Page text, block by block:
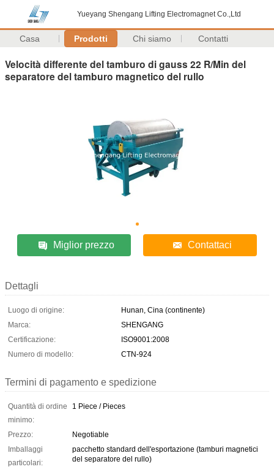
Yueyang Shengang Lifting Electromagnet Co.,Ltd
Casa Prodotti Chi siamo Contatti
Velocità differente del tamburo di gauss 22 R/Min del
separatore del tamburo magnetico del rullo
Miglior prezzo Contattaci
Dettagli
Luogo di origine:
Hunan, Cina (continente)
Marca:
SHENGANG
Certificazione:
ISO9001:2008
Numero di modello:
CTN-924
Termini di pagamento e spedizione
Quantità di ordine
minimo:
1 Piece / Pieces
Prezzo:
Negotiable
Imballaggi
particolari:
pacchetto standard dell'esportazione (tamburi magnetici
del separatore del rullo)